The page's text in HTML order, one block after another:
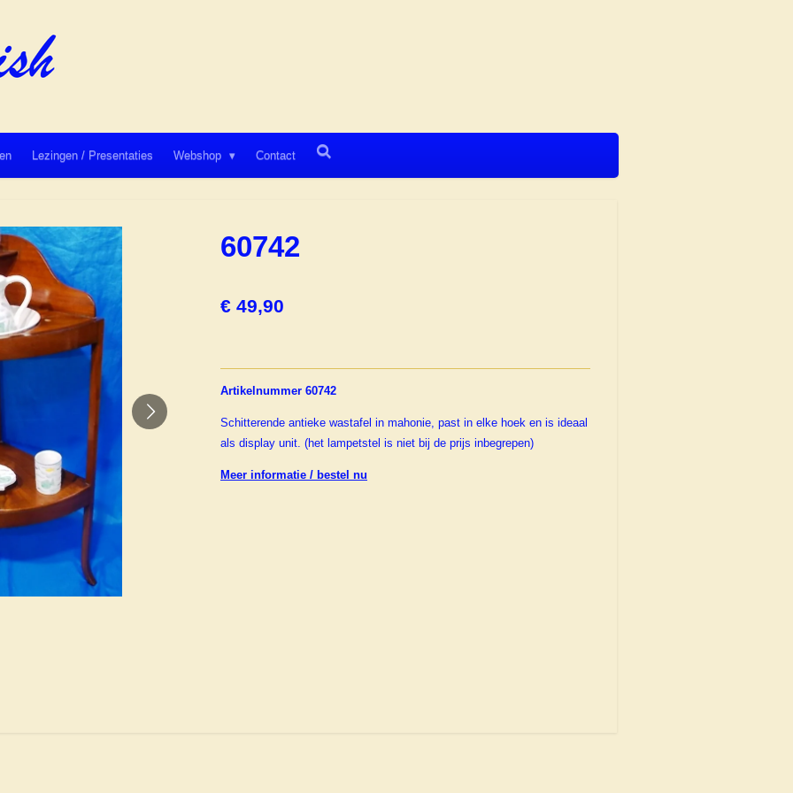
Lezingen / Presentaties Webshop Contact
60742
€ 49,90
Artikelnummer 60742
Schitterende antieke wastafel in mahonie, past in elke hoek en is ideaal
als display unit. (het lampetstel is niet bij de prijs inbegrepen)
Meer informatie / bestel nu